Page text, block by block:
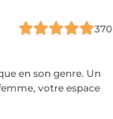
370
en son genre. Un
votre espace